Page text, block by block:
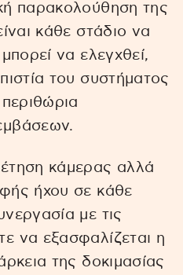
παρακολούθηση της
κάθε στάδιο να
να ελεγχθεί,
του συστήματος
κάμερας αλλά
ήχου σε κάθε
με τις
να εξασφαλίζεται η
της δοκιμασίας